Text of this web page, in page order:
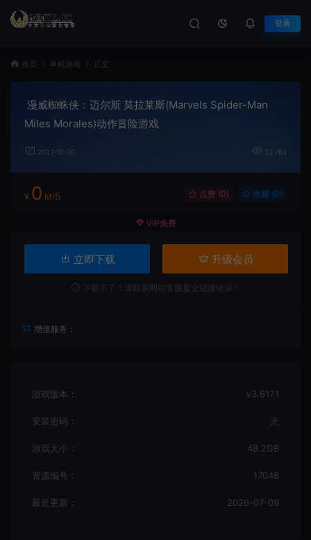
登录
首页 单机游戏 正文
漫威蜘蛛侠：迈尔斯 莫拉莱斯(Marvels Spider-Man
Miles Morales)动作冒险游戏
2023-10-20 23,763
¥ 0 M币 点赞 (0) 收藏 (0)
VIP免费
立即下载 升级会员
下载不了？请联系网站客服提交链接错误！
增值服务：
游戏版本： v3.617.1
安装密码： 无
游戏大小： 48.2GB
资源编号： 17048
最近更新： 2026-07-09